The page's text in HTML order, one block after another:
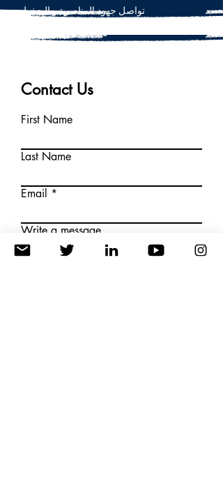
تواصل جهود المناصرة و الضغط.
Contact Us
First Name
Last Name
Email
Write a message